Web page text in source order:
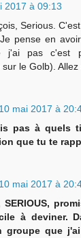
2017 à 09:13
Serious.
pense en
j'ai pas c'est
le Golb).
10 mai 2017 à
pas à quels
que tu te
10 mai 2017 à
à deviner.
groupe que